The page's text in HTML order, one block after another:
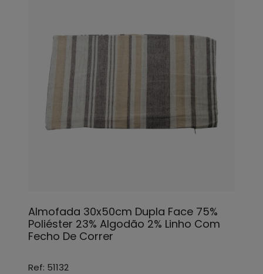
Almofada 30x50cm Dupla Face 75%
Poliéster 23% Algodão 2% Linho Com
Fecho De Correr
Ref: 51132